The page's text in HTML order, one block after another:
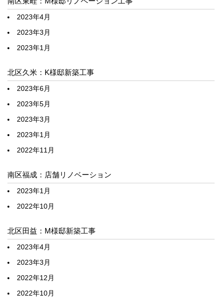
2023年4月
2023年3月
2023年1月
北区久米：K様邸新築工事
2023年6月
2023年5月
2023年3月
2023年1月
2022年11月
南区福成：店舗リノベーション
2023年1月
2022年10月
北区田益：M様邸新築工事
2023年4月
2023年3月
2022年12月
2022年10月